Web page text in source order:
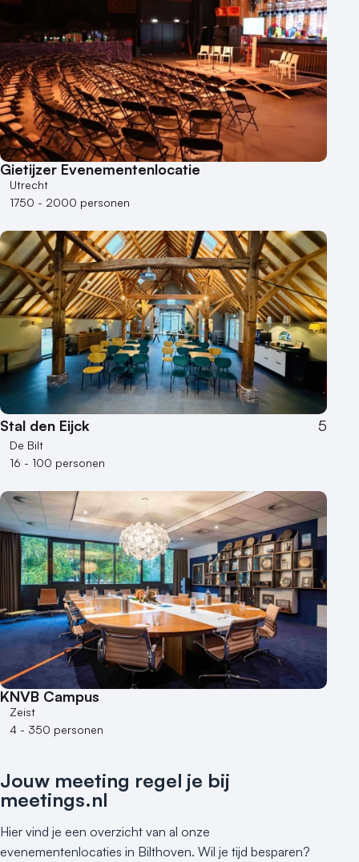
Gietijzer Evenementenlocatie
Utrecht
1750 - 2000 personen
Stal den Eijck 5
De Bilt
16 - 100 personen
KNVB Campus
Zeist
4 - 350 personen
Jouw meeting regel je bij
meetings.nl
Hier vind je een overzicht van al onze
evenementenlocaties in Bilthoven. Wil je tijd besparen?